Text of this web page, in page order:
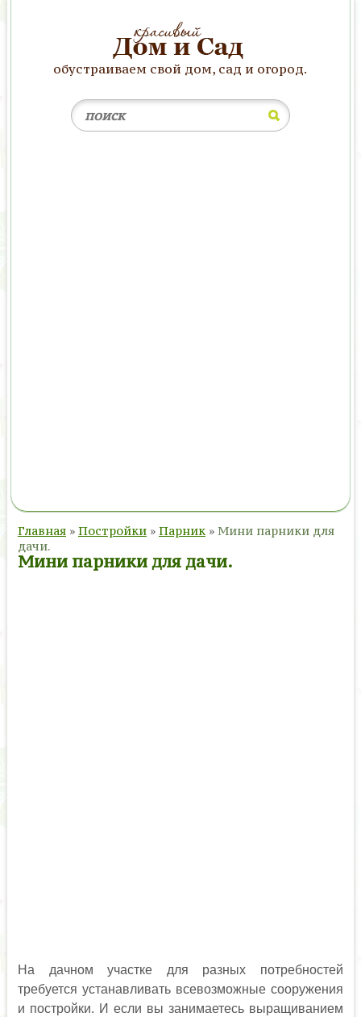
обустраиваем свой дом, сад и огород.
Главная » Постройки » Парник » Мини парники для
дачи.
Мини парники для дачи.
На дачном участке для разных потребностей
требуется устанавливать всевозможные сооружения
и постройки. И если вы занимаетесь выращиванием